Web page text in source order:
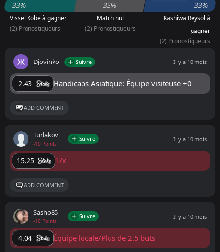
33% 33% 33%
Vissel Kobe à gagner
(2) Pronostiqueurs
Match nul
(2) Pronostiqueurs
Kashiwa Reysol à
gagner
(2) Pronostiqueurs
Djovinko Suivre Il y a 10 mois
2.43 Handicaps Asiatique: Équipe visiteuse +0
ADD COMMENT
Turlakov
-10 Points
Suivre Il y a 10 mois
15.25 1/x
ADD COMMENT
Sasho85
-10 Points
Suivre Il y a 10 mois
4.04 Équipe locale/Plus de 2.5 buts